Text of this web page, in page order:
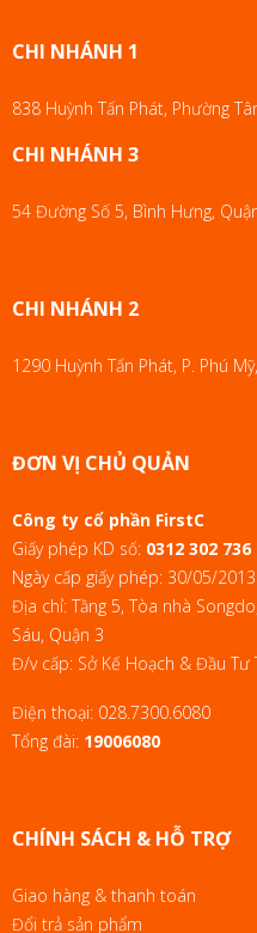
CHI NHÁNH 1
838 Huỳnh Tấn Phát, Phường
CHI NHÁNH 3
54 Đường Số 5, Bình Hưng,
CHI NHÁNH 2
1290 Huỳnh Tấn Phát, P. Phú
ĐƠN VỊ CHỦ QUẢN
Công ty cổ phần FirstC
Giấy phép KD số: 0312 302 736
Ngày cấp giấy phép: 30/05/2013
Địa chỉ: Tầng 5, Tòa nhà
Sáu, Quận 3
Đ/v cấp: Sở Kế Hoạch & Đầu Tư
Điện thoại: 028.7300.6080
Tổng đài: 19006080
CHÍNH SÁCH & HỖ TRỢ
Giao hàng & thanh toán
Đổi trả sản phẩm